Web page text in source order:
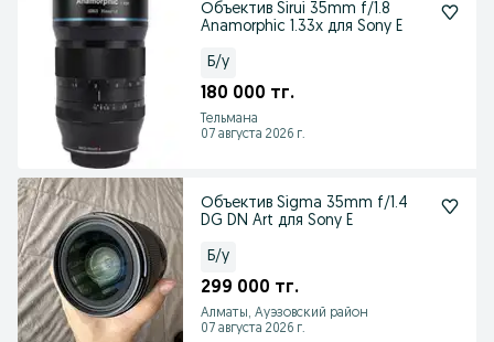
Объектив Sirui 35mm f/1.8
Anamorphic 1.33x для Sony E
Б/у
180 000 тг.
Тельмана
07 августа 2026 г.
Объектив Sigma 35mm f/1.4
DG DN Art для Sony E
Б/у
299 000 тг.
Алматы, Ауэзовский район
07 августа 2026 г.